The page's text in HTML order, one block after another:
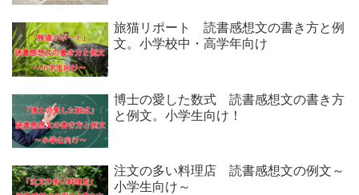
旅猫リポート 読書感想文の書き方と例
文。小学校中・高学年向け
博士の愛した数式 読書感想文の書き方
と例文。小学生向け！
注文の多い料理店 読書感想文の例文～
小学生向け～